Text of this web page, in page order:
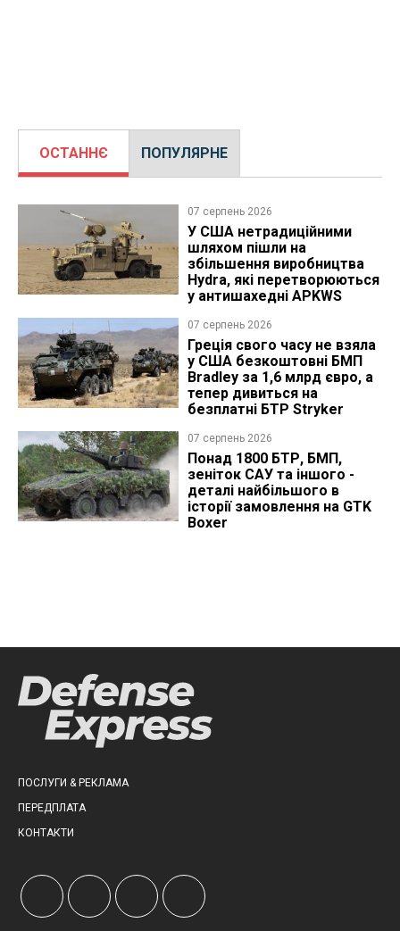
ОСТАННЄ ПОПУЛЯРНЕ
07 серпень 2026
У США нетрадиційними
шляхом пішли на
збільшення виробництва
Hydra, які перетворюються
у антишахедні APKWS
07 серпень 2026
Греція свого часу не взяла
у США безкоштовні БМП
Bradley за 1,6 млрд євро, а
тепер дивиться на
безплатні БТР Stryker
07 серпень 2026
Понад 1800 БТР, БМП,
зеніток САУ та іншого -
деталі найбільшого в
історії замовлення на GTK
Boxer
ПОСЛУГИ & РЕКЛАМА
ПЕРЕДПЛАТА
КОНТАКТИ